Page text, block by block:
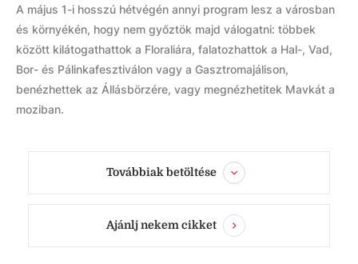
A május 1-i hosszú hétvégén annyi program lesz a városban
és környékén, hogy nem győztök majd válogatni: többek
között kilátogathattok a Floraliára, falatozhattok a Hal-, Vad,
Bor- és Pálinkafesztiválon vagy a Gasztromajálison,
benézhettek az Állásbörzére, vagy megnézhetitek Mavkát a
moziban.
Továbbiak betöltése
Ajánlj nekem cikket